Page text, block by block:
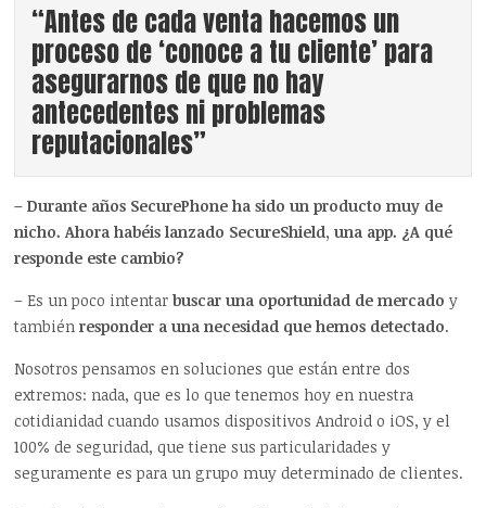
“Antes de cada venta hacemos un
proceso de ‘conoce a tu cliente’ para
asegurarnos de que no hay
antecedentes ni problemas
reputacionales”
– Durante años SecurePhone ha sido un producto muy de
nicho. Ahora habéis lanzado SecureShield, una app. ¿A qué
responde este cambio?
– Es un poco intentarbuscar una oportunidad de mercado y
tambiénresponder a una necesidad que hemos detectado.
Nosotros pensamos en soluciones que están entre dos
extremos: nada, que es lo que tenemos hoy en nuestra
cotidianidad cuando usamos dispositivos Android o iOS, y el
100% de seguridad, que tiene sus particularidades y
seguramente es para un grupo muy determinado de clientes.